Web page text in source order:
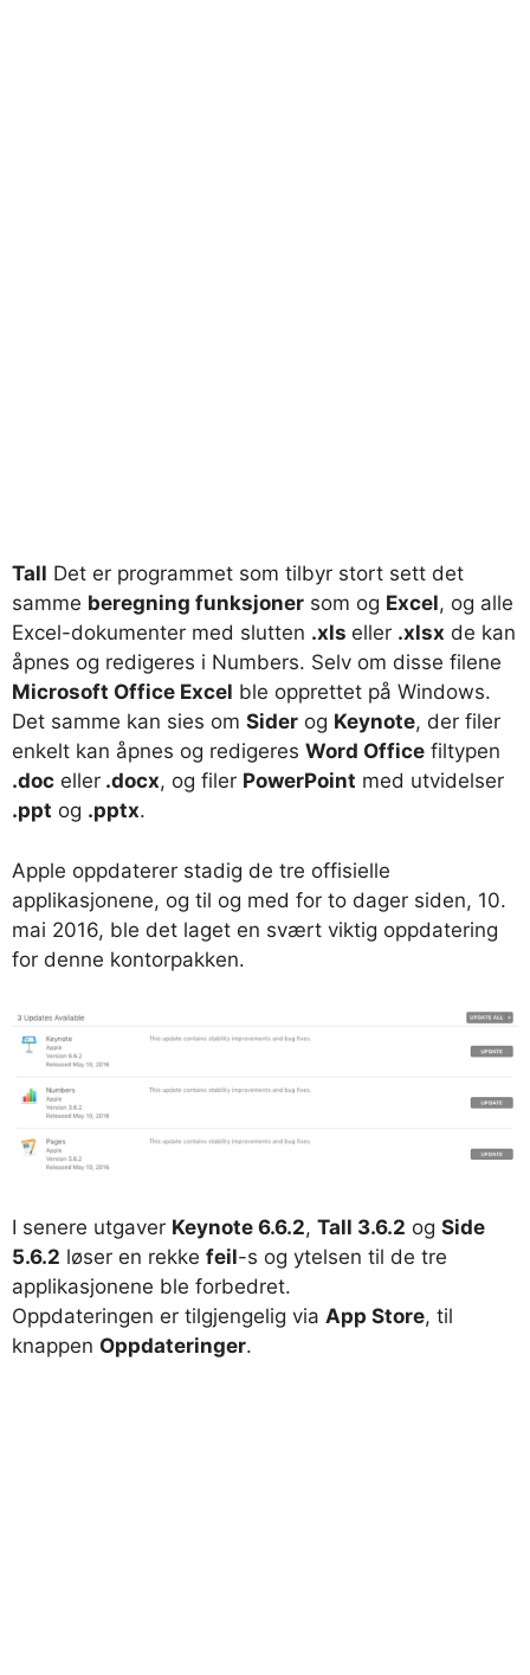
Tall Det er programmet som tilbyr stort sett det
samme beregning funksjoner som og Excel, og alle
Excel-dokumenter med slutten .xls eller .xlsx de kan
åpnes og redigeres i Numbers. Selv om disse filene
Microsoft Office Excel ble opprettet på Windows.
Det samme kan sies om Sider og Keynote, der filer
enkelt kan åpnes og redigeres Word Office filtypen
.doc eller .docx, og filer PowerPoint med utvidelser
.ppt og .pptx.
Apple oppdaterer stadig de tre offisielle
applikasjonene, og til og med for to dager siden, 10.
mai 2016, ble det laget en svært viktig oppdatering
for denne kontorpakken.
I senere utgaver Keynote 6.6.2, Tall 3.6.2 og Side
5.6.2 løser en rekke feil-s og ytelsen til de tre
applikasjonene ble forbedret.
Oppdateringen er tilgjengelig via App Store, til
knappen Oppdateringer.